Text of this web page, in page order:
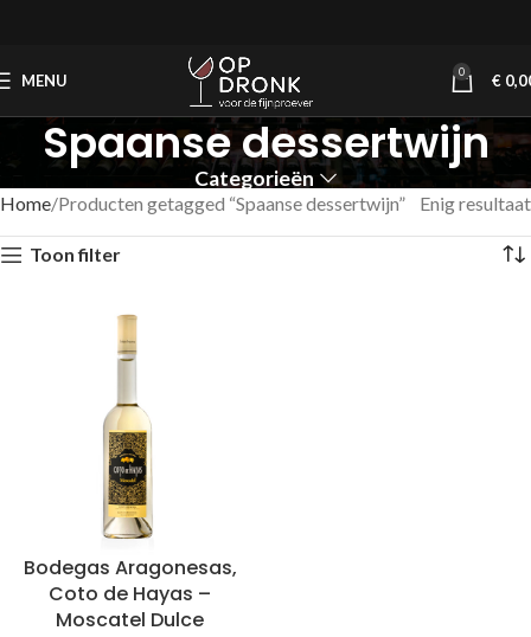
MENU 0 €
Spaanse dessertwijn
Categorieën
Home Producten getagged “Spaanse dessertwijn” Enig resultaat
Toon filter
Bodegas Aragonesas,
Coto de Hayas –
Moscatel Dulce